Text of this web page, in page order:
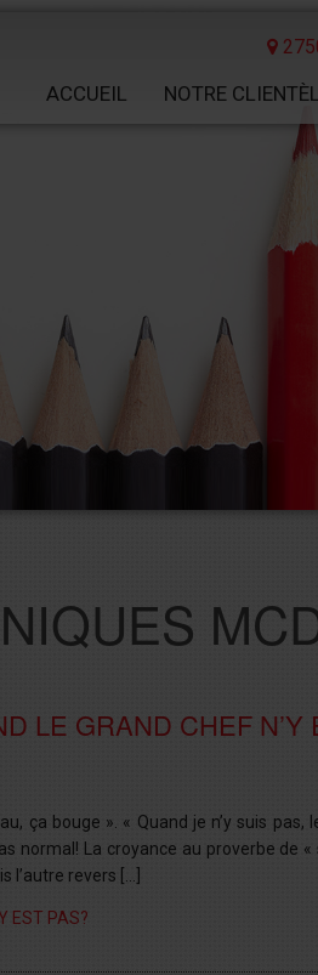
ACCUEIL NOTRE
LE GRAND CHEF N’Y
ça bouge ». « Quand je n’y suis pas,
normal! La croyance au proverbe de «
l’autre revers […]
EST PAS?